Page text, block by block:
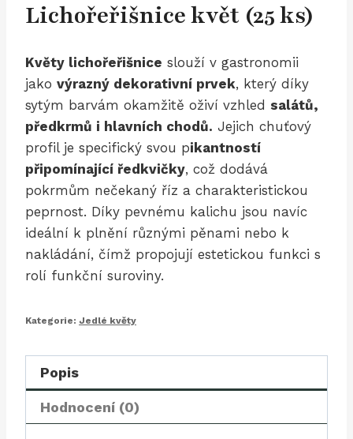
Lichořeřišnice květ (25 ks)
Květy lichořeřišnice slouží v gastronomii
jako výrazný dekorativní prvek, který díky
sytým barvám okamžitě oživí vzhled salátů,
předkrmů i hlavních chodů. Jejich chuťový
profil je specifický svou pikantností
připomínající ředkvičky, což dodává
pokrmům nečekaný říz a charakteristickou
peprnost. Díky pevnému kalichu jsou navíc
ideální k plnění různými pěnami nebo k
nakládání, čímž propojují estetickou funkci s
rolí funkční suroviny.
Kategorie: Jedlé květy
Popis
Hodnocení (0)